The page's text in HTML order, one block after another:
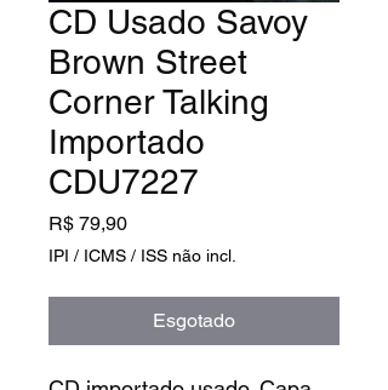
CD Usado Savoy
Brown Street
Corner Talking
Importado
CDU7227
R$ 79,90Preço
IPI / ICMS / ISS não incl.
Esgotado